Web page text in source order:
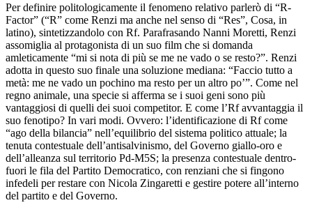
Per definire politologicamente il fenomeno relativo parlerò di “R-
Factor” (“R” come Renzi ma anche nel senso di “Res”, Cosa, in
latino), sintetizzandolo con Rf. Parafrasando Nanni Moretti, Renzi
assomiglia al protagonista di un suo film che si domanda
amleticamente “mi si nota di più se me ne vado o se resto?”. Renzi
adotta in questo suo finale una soluzione mediana: “Faccio tutto a
metà: me ne vado un pochino ma resto per un altro po’”. Come nel
regno animale, una specie si afferma se i suoi geni sono più
vantaggiosi di quelli dei suoi competitor. E come l’Rf avvantaggia il
suo fenotipo? In vari modi. Ovvero: l’identificazione di Rf come
“ago della bilancia” nell’equilibrio del sistema politico attuale; la
tenuta contestuale dell’antisalvinismo, del Governo giallo-oro e
dell’alleanza sul territorio Pd-M5S; la presenza contestuale dentro-
fuori le fila del Partito Democratico, con renziani che si fingono
infedeli per restare con Nicola Zingaretti e gestire potere all’interno
del partito e del Governo.